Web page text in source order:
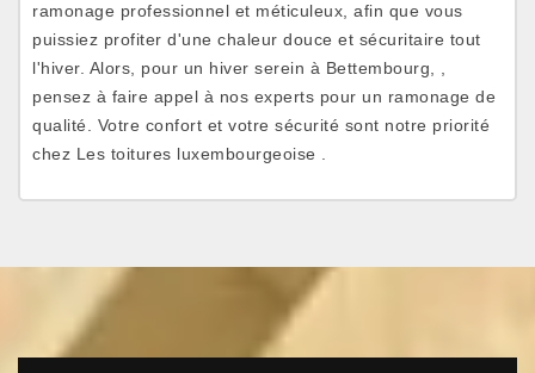
ramonage professionnel et méticuleux, afin que vous
puissiez profiter d'une chaleur douce et sécuritaire tout
l'hiver. Alors, pour un hiver serein à Bettembourg, ,
pensez à faire appel à nos experts pour un ramonage de
qualité. Votre confort et votre sécurité sont notre priorité
chez Les toitures luxembourgeoise .